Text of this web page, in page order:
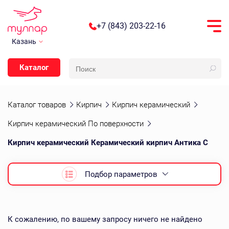
Казань
+7 (843) 203-22-16
Каталог
Каталог товаров Кирпич Кирпич керамический
Кирпич керамический По поверхности
Кирпич керамический Керамический кирпич Антика С
Подбор параметров
К сожалению, по вашему запросу ничего не найдено